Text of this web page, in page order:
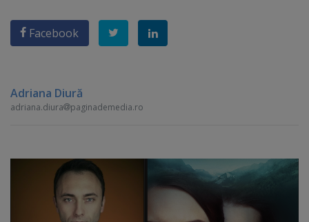
Facebook
Adriana Diură
adriana.diura paginademedia.ro